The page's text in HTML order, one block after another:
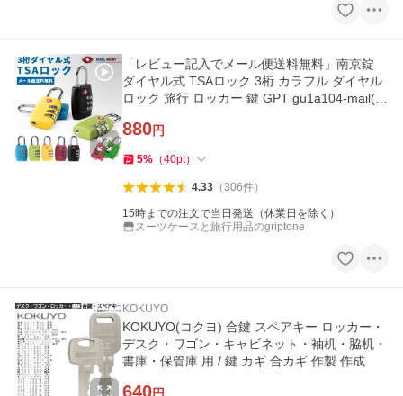
「レビュー記入でメール便送料無料」南京錠
ダイヤル式 TSAロック 3桁 カラフル ダイヤル
ロック 旅行 ロッカー 鍵 GPT gu1a104-mail(1
880円
5% （40pt）
4.33（306件）
15時までの注文で当日発送（休業日を除く）
スーツケースと旅行用品のgriptone
KOKUYO
KOKUYO(コクヨ) 合鍵 スペアキー ロッカー・
デスク・ワゴン・キャビネット・袖机・脇机・
書庫・保管庫 用 / 鍵 カギ 合カギ 作製 作成
640